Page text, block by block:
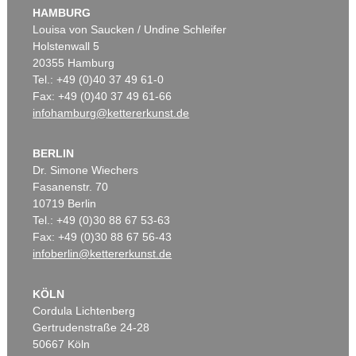
HAMBURG
Louisa von Saucken / Undine Schleifer
Holstenwall 5
20355 Hamburg
Tel.: +49 (0)40 37 49 61-0
Fax: +49 (0)40 37 49 61-66
infohamburg@kettererkunst.de
BERLIN
Dr. Simone Wiechers
Fasanenstr. 70
10719 Berlin
Tel.: +49 (0)30 88 67 53-63
Fax: +49 (0)30 88 67 56-43
infoberlin@kettererkunst.de
KÖLN
Cordula Lichtenberg
Gertrudenstraße 24-28
50667 Köln